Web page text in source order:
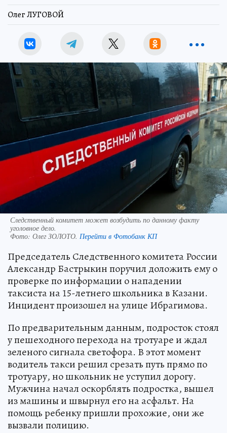
Олег ЛУГОВОЙ
Следственный комитет может возбудить по данному факту
уголовное дело.
Фото: Олег ЗОЛОТО. Перейти в Фотобанк КП
Председатель Следственного комитета России
Александр Бастрыкин поручил доложить ему о
проверке по информации о нападении
таксиста на 15-летнего школьника в Казани.
Инцидент произошел на улице Ибрагимова.
По предварительным данным, подросток стоял
у пешеходного перехода на тротуаре и ждал
зеленого сигнала светофора. В этот момент
водитель такси решил срезать путь прямо по
тротуару, но школьник не уступил дорогу.
Мужчина начал оскорблять подростка, вышел
из машины и швырнул его на асфальт. На
помощь ребенку пришли прохожие, они же
вызвали полицию.